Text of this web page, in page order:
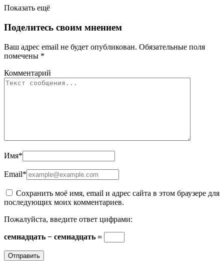
Показать ещё
Поделитесь своим мнением
Ваш адрес email не будет опубликован. Обязательные поля
помечены *
Комментарий
Имя*
Email*
Сохранить моё имя, email и адрес сайта в этом браузере для
последующих моих комментариев.
Пожалуйста, введите ответ цифрами:
семнадцать − семнадцать =